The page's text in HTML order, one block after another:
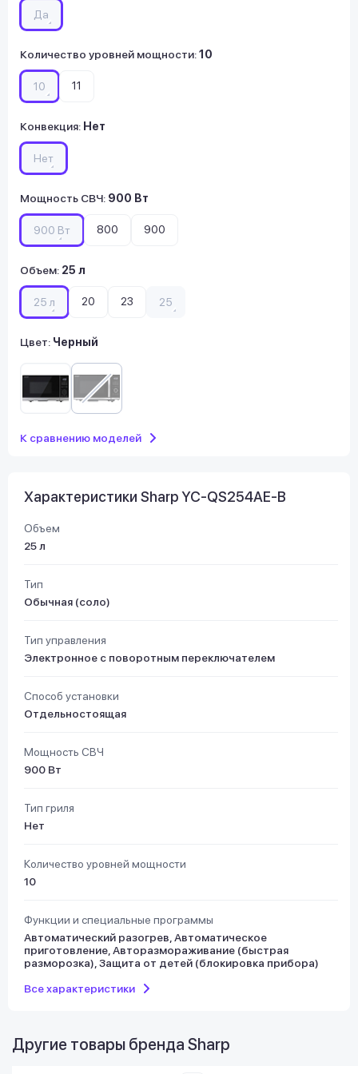
Да
Количество уровней мощности:10
10 11
Конвекция: Нет
Нет
Мощность СВЧ: 900 Вт
900 Вт 800 900
Объем: 25 л
25 л 20 23 25
Цвет: Черный
К сравнению моделей
Характеристики Sharp YC-QS254AE-B
Объем
25 л
Тип
Обычная (соло)
Тип управления
Электронное с поворотным переключателем
Способ установки
Отдельностоящая
Мощность СВЧ
900 Вт
Тип гриля
Нет
Количество уровней мощности
10
Функции и специальные программы
Автоматический разогрев, Автоматическое
приготовление, Авторазмораживание (быстрая
разморозка), Защита от детей (блокировка прибора)
Все характеристики
Другие товары бренда Sharp